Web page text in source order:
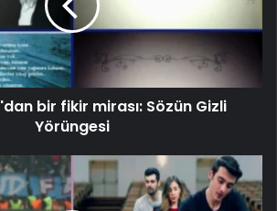
bir fikir mirası: Sözün Gizli
Yörüngesi